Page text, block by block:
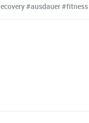
#ausdauer